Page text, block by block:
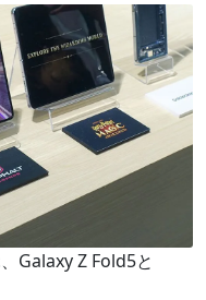
Galaxy Z Fold5と